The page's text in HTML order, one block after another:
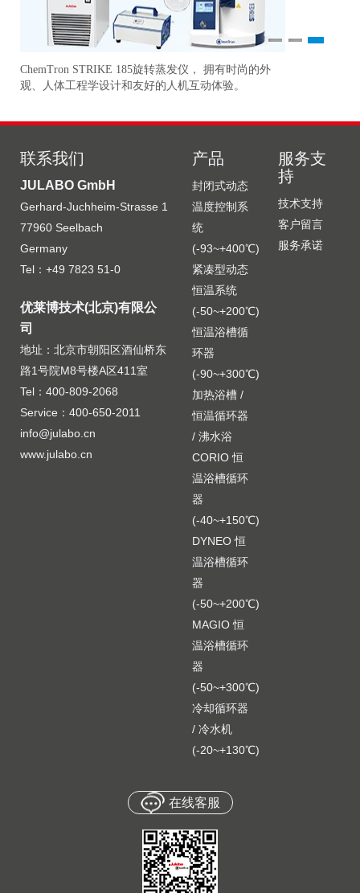
ChemTron STRIKE 185旋转蒸发仪， 拥有时尚的外
观、人体工程学设计和友好的人机互动体验。
1 2
联系我们
JULABO GmbH
Gerhard-Juchheim-Strasse 1
77960 Seelbach
Germany
Tel：+49 7823 51-0
优莱博技术(北京)有限公
司
地址：北京市朝阳区酒仙桥东
路1号院M8号楼A区411室
Tel：400-809-2068
Service：400-650-2011
info@julabo.cn
www.julabo.cn
产品
封闭式动态
温度控制系
统
(-93~+400℃)
紧凑型动态
恒温系统
(-50~+200℃)
恒温浴槽循
环器
(-90~+300℃)
加热浴槽 /
恒温循环器
/ 沸水浴
CORIO 恒
温浴槽循环
器
(-40~+150℃)
DYNEO 恒
温浴槽循环
器
(-50~+200℃)
MAGIO 恒
温浴槽循环
器
(-50~+300℃)
冷却循环器
/ 冷水机
(-20~+130℃)
服务支
持
技术支持
客户留言
服务承诺
在线客服